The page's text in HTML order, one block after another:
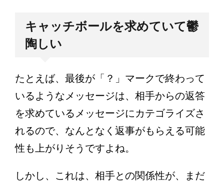
キャッチボールを求めていて鬱
陶しい
たとえば、最後が「？」マークで終わって
いるようなメッセージは、相手からの返答
を求めているメッセージにカテゴライズさ
れるので、なんとなく返事がもらえる可能
性も上がりそうですよね。
しかし、これは、相手との関係性が、まだ